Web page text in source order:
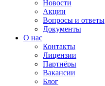
Новости
Акции
Вопросы и ответы
Документы
О нас
Контакты
Лицензии
Партнёры
Вакансии
Блог